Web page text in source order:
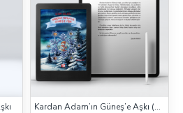
Kardan Adam’ın Güneş’e Aşkı (e-kitap)